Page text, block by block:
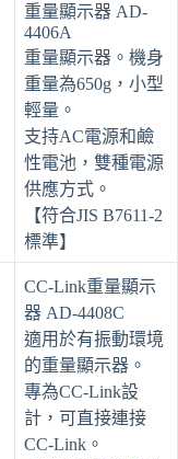
重量顯示器 AD-
4406A
重量顯示器。機身
重量為650g，小型
輕量。
支持AC電源和鹼
性電池，雙種電源
供應方式。
【符合JIS B7611-2
標準】
CC-Link重量顯示
器 AD-4408C
適用於有振動環境
的重量顯示器。
專為CC-Link設
計，可直接連接
CC-Link。